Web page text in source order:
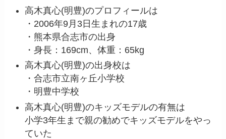
高木真心(明豊)のプロフィールは
・2006年9月3日生まれの17歳
・熊本県合志市の出身
・身長：169cm、体重：65kg
高木真心(明豊)の出身校は
・合志市立南ヶ丘小学校
・明豊中学校
高木真心(明豊)のキッズモデルの有無は
小学3年生まで親の勧めでキッズモデルをやっ
ていた